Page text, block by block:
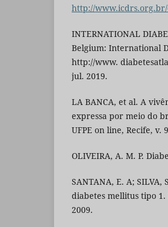
http://
INTERNATIONAL
Belgium: International
http://www.
jul. 2019.
LA BANCA, et al. A
expressa por meio do
UFPE on line, Recife, v.
OLIVEIRA, A. M. P.
SANTANA, E. A; SILVA,
diabetes mellitus tipo 1.
2009.